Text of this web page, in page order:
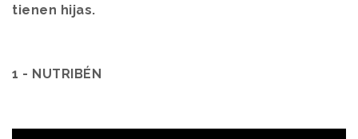
tienen hijas.
1 - NUTRIBÉN